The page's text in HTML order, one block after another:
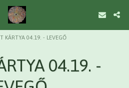
KÁRTYA 04.19. - LEVEGŐ
04.19. -